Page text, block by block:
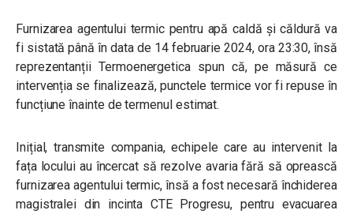
Furnizarea agentului termic pentru apă caldă și căldură va
fi sistată până în data de 14 februarie 2024, ora 23:30, însă
reprezentanții Termoenergetica spun că, pe măsură ce
intervenția se finalizează, punctele termice vor fi repuse în
funcțiune înainte de termenul estimat.
Inițial, transmite compania, echipele care au intervenit la
fața locului au încercat să rezolve avaria fără să oprească
furnizarea agentului termic, însă a fost necesară închiderea
magistralei din incinta CTE Progresu, pentru evacuarea